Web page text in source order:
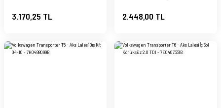
3.170,25 TL 2.448,00 TL